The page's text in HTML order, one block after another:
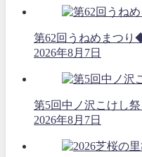
第62回うねめまつり
2026年8月7日
第5回中ノ沢こけし
2026年8月7日